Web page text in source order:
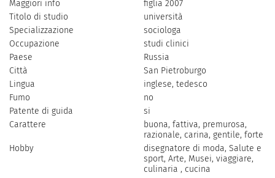
Maggiori info
figlia 2007
Titolo di studio
università
Specializzazione
sociologa
Occupazione
studi clinici
Paese
Russia
Città
San Pietroburgo
Lingua
inglese, tedesco
Fumo
no
Patente di guida
si
Carattere
buona, fattiva, premurosa,
razionale, carina, gentile, forte
Hobby
disegnatore di moda, Salute e
sport, Arte, Musei, viaggiare,
culinaria , cucina